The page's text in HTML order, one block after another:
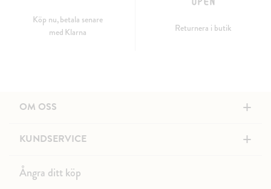
Köp nu, betala senare
med Klarna
Returnera i butik
OM OSS +
KUNDSERVICE +
Ångra ditt köp